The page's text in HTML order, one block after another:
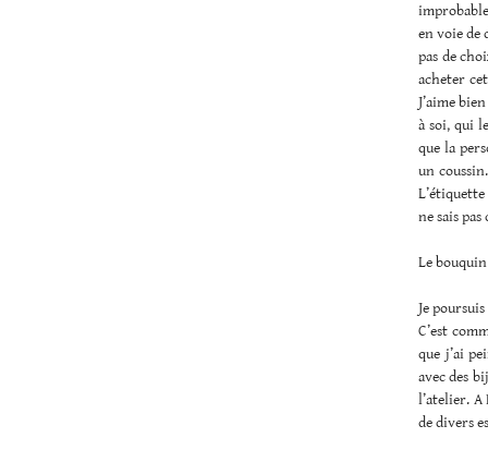
en voie de
pas de
acheter
J’aime
à soi, qui
que la
un
ne sais
Le
Je
C’est
que j’ai
avec des
l’atelier.
de divers